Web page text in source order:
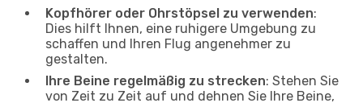
Kopfhörer oder Ohrstöpsel zu verwenden:
Dies hilft Ihnen, eine ruhigere Umgebung zu
schaffen und Ihren Flug angenehmer zu
gestalten.
Ihre Beine regelmäßig zu strecken: Stehen Sie
von Zeit zu Zeit auf und dehnen Sie Ihre Beine,